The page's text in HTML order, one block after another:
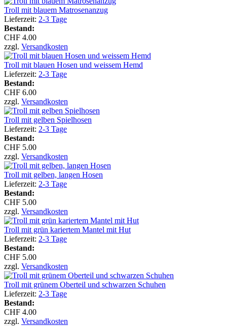
Troll mit blauem Matrosenanzug
Lieferzeit: 2-3 Tage
Bestand:
CHF 4.00
zzgl. Versandkosten
Troll mit blauen Hosen und weissem Hemd
Lieferzeit: 2-3 Tage
Bestand:
CHF 6.00
zzgl. Versandkosten
Troll mit gelben Spielhosen
Lieferzeit: 2-3 Tage
Bestand:
CHF 5.00
zzgl. Versandkosten
Troll mit gelben, langen Hosen
Lieferzeit: 2-3 Tage
Bestand:
CHF 5.00
zzgl. Versandkosten
Troll mit grün kariertem Mantel mit Hut
Lieferzeit: 2-3 Tage
Bestand:
CHF 5.00
zzgl. Versandkosten
Troll mit grünem Oberteil und schwarzen Schuhen
Lieferzeit: 2-3 Tage
Bestand:
CHF 4.00
zzgl. Versandkosten